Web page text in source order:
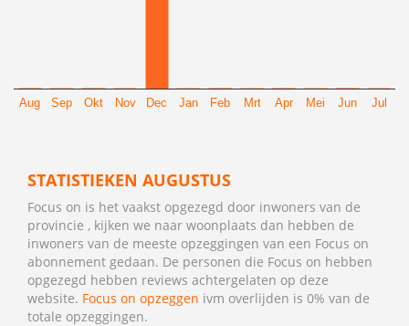
Aug Sep Okt Nov Dec Jan Feb Mrt Apr Mei Jun Jul
STATISTIEKEN AUGUSTUS
Focus on is het vaakst opgezegd door inwoners van de
provincie , kijken we naar woonplaats dan hebben de
inwoners van de meeste opzeggingen van een Focus on
abonnement gedaan. De personen die Focus on hebben
opgezegd hebben reviews achtergelaten op deze
website. Focus on opzeggen ivm overlijden is 0% van de
totale opzeggingen.